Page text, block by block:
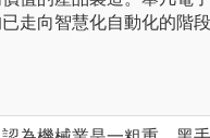
走向智慧化自動化的階段